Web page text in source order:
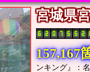
宮城県
157,167
ンキング』：